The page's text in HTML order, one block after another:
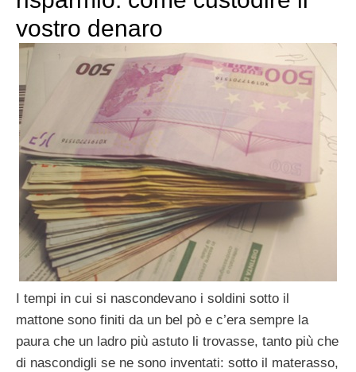
vostro denaro
I tempi in cui si nascondevano i soldini sotto il
mattone sono finiti da un bel pò e c’era sempre la
paura che un ladro più astuto li trovasse, tanto più che
di nascondigli se ne sono inventati: sotto il materasso,